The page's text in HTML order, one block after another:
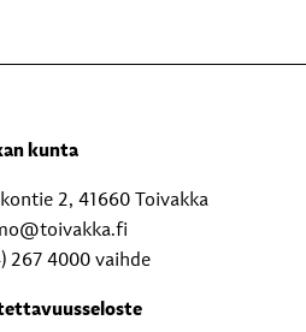
kunta
2, 41660 Toivakka
267 4000 vaihde